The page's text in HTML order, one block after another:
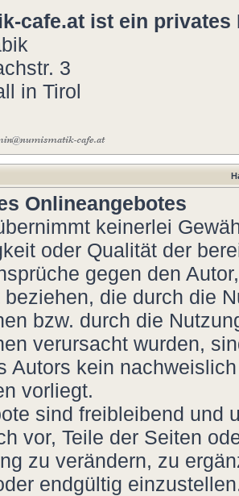
cafe.at ist ein privates
3
in Tirol
Onlineangebotes
keinerlei
oder Qualität der
gegen den
beziehen, die durch die
bzw. durch die
verursacht wurden,
Autors kein
vorliegt.
sind freibleibend und
vor, Teile der Seiten
zu verändern, zu
endgültig